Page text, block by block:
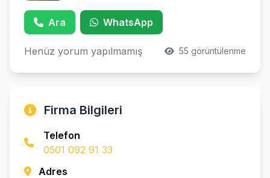
Ara WhatsApp
Henüz yorum yapılmamış 55 görüntülenme
Firma Bilgileri
Telefon
0501 092 91 33
Adres